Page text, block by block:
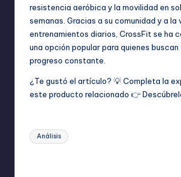
resistencia aeróbica y la movilidad en
semanas. Gracias a su comunidad y a la
entrenamientos diarios, CrossFit se ha
una opción popular para quienes
progreso constante.
¿Te gustó el artículo? 💡 Completa la
este producto relacionado 👉
Etiquetas:
Análisis